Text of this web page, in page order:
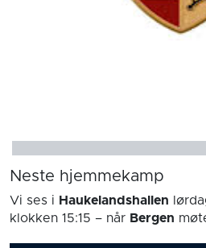
Neste hjemmekamp
Vi ses i Haukelandshallen
klokken 15:15 – når Bergen